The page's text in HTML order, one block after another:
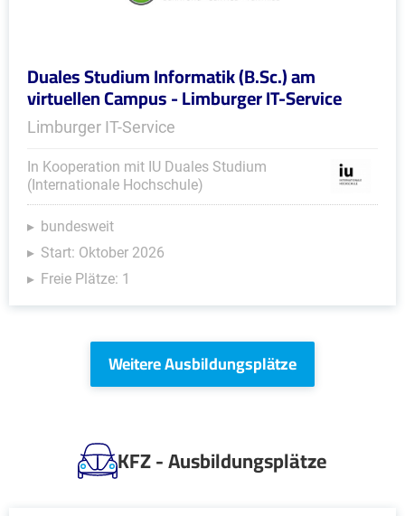
Duales Studium Informatik (B.Sc.) am
virtuellen Campus - Limburger IT-Service
Limburger IT-Service
In Kooperation mit IU Duales Studium
(Internationale Hochschule)
bundesweit
Start: Oktober 2026
Freie Plätze: 1
Weitere Ausbildungsplätze
KFZ - Ausbildungsplätze